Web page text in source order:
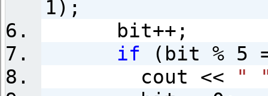
1);
bit++;
if (bit % 5
cout <<
"